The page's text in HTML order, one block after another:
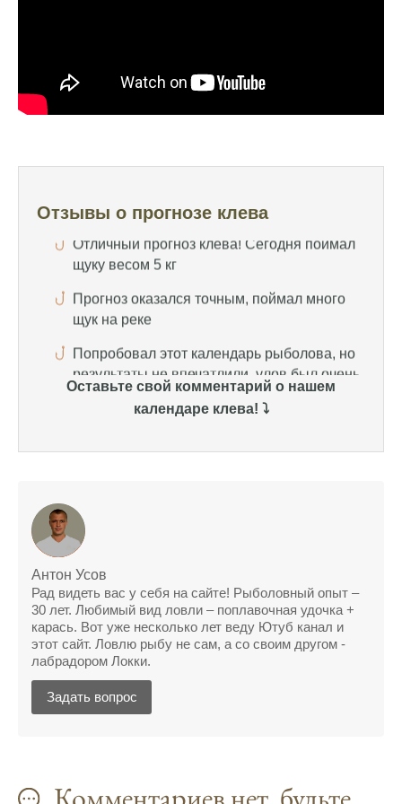
Отзывы о прогнозе клева
Прогноз оказался точным, поймал много
Попробовал этот календарь рыболова, но
скромным
отлично, уловил карпа и налима
Уже второй раз пользуюсь этим прогнозом,
всегда помогает найти активных хищников
Сегодня благодаря прогнозу клева удалось
Сегодняшний прогноз клева оказался
полной ерундой, ни одной рыбы не поймал
Поймал всего одну рыбу, несмотря на
"удачный" прогноз клева, разочарован
Сегодняшний прогноз клева позволил мне
успешно поймать крупную щуку.
неделю обещает хорошие результаты.
С приложением для Android, я всегда могу
Оставьте свой комментарий о нашем
календаре клева! ⤵️
Антон Усов
Рад видеть вас у себя на сайте! Рыболовный опыт –
30 лет. Любимый вид ловли – поплавочная удочка +
карась. Вот уже несколько лет веду Ютуб канал и
этот сайт. Ловлю рыбу не сам, а со своим другом -
лабрадором Локки.
Задать вопрос